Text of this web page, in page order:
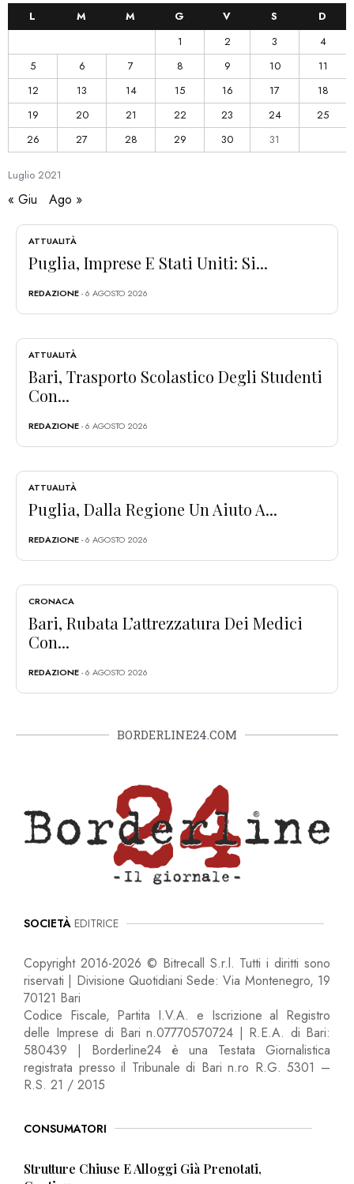
Luglio 2021
L M M G V S
D
1
2 3
4
5
6 7 8 9 10
11
12
13 14 15 16 17
18
19
20 21 22 23 24
25
26
27 28 29 30 31
« Giu Ago »
ATTUALITÀ
Puglia, Imprese E Stati Uniti: Si...
REDAZIONE- 6 AGOSTO 2026
ATTUALITÀ
Bari, Trasporto Scolastico Degli Studenti
Con...
REDAZIONE- 6 AGOSTO 2026
ATTUALITÀ
Puglia, Dalla Regione Un Aiuto A...
REDAZIONE- 6 AGOSTO 2026
CRONACA
Bari, Rubata L’attrezzatura Dei Medici
Con...
REDAZIONE- 6 AGOSTO 2026
BORDERLINE24.COM
SOCIETÀ EDITRICE
Copyright 2016-2026 © Bitrecall S.r.l. Tutti i diritti sono
riservati | Divisione Quotidiani Sede: Via Montenegro, 19
70121 Bari
Codice Fiscale, Partita I.V.A. e Iscrizione al Registro
delle Imprese di Bari n.07770570724 | R.E.A. di Bari:
580439 | Borderline24 è una Testata Giornalistica
registrata presso il Tribunale di Bari n.ro R.G. 5301 –
R.S. 21 / 2015
CONSUMATORI
Strutture Chiuse E Alloggi Già Prenotati,